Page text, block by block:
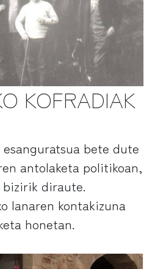
KOFRADIAK
bete dute
antolaketa politikoan,
diraute.
lanaren kontakizuna
honetan.